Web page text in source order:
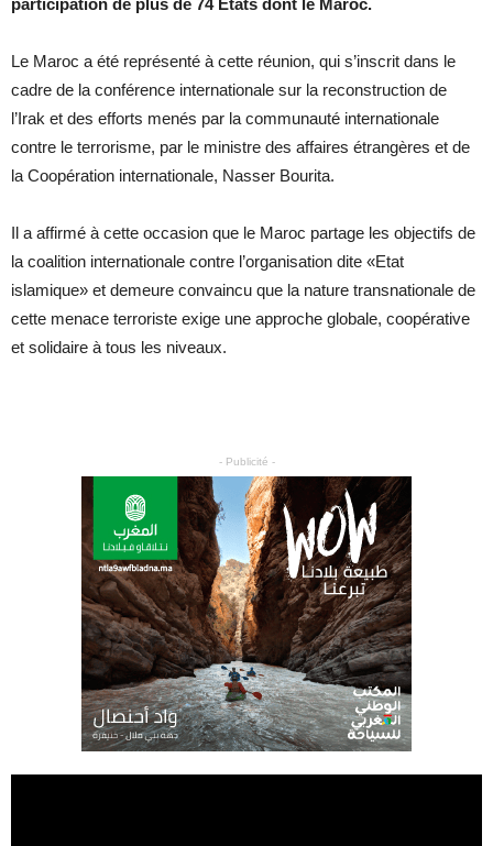
participation de plus de 74 Etats dont le Maroc.
Le Maroc a été représenté à cette réunion, qui s’inscrit dans le
cadre de la conférence internationale sur la reconstruction de
l’Irak et des efforts menés par la communauté internationale
contre le terrorisme, par le ministre des affaires étrangères et de
la Coopération internationale, Nasser Bourita.
Il a affirmé à cette occasion que le Maroc partage les objectifs de
la coalition internationale contre l’organisation dite «Etat
islamique» et demeure convaincu que la nature transnationale de
cette menace terroriste exige une approche globale, coopérative
et solidaire à tous les niveaux.
- Publicité -